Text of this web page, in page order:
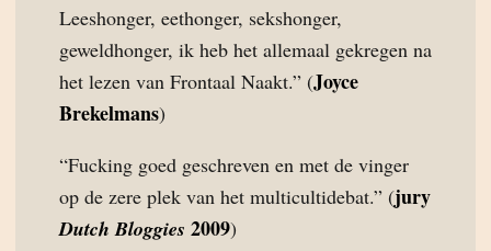
Leeshonger, eethonger, sekshonger,
geweldhonger, ik heb het allemaal gekregen na
het lezen van Frontaal Naakt.” (Joyce
Brekelmans)
“Fucking goed geschreven en met de vinger
op de zere plek van het multicultidebat.” (jury
Dutch Bloggies 2009)